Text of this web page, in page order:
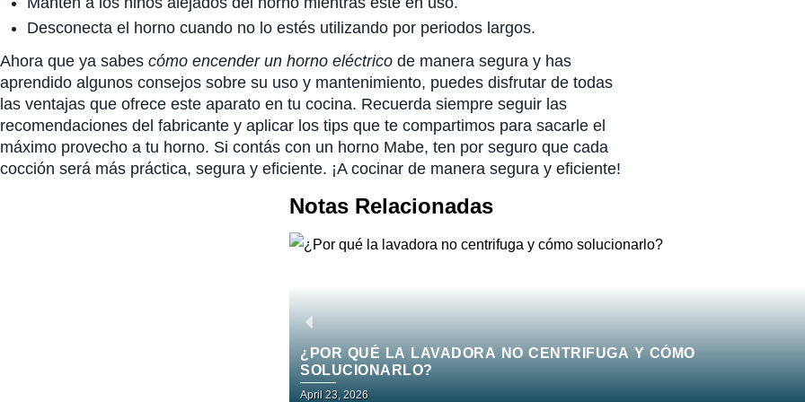
Desconecta el horno cuando no lo estés utilizando por periodos largos.
Ahora que ya sabes cómo encender un horno eléctrico de manera segura y has
aprendido algunos consejos sobre su uso y mantenimiento, puedes disfrutar de todas
las ventajas que ofrece este aparato en tu cocina. Recuerda siempre seguir las
recomendaciones del fabricante y aplicar los tips que te compartimos para sacarle el
máximo provecho a tu horno. Si contás con un horno Mabe, ten por seguro que cada
cocción será más práctica, segura y eficiente. ¡A cocinar de manera segura y eficiente!
Notas Relacionadas
¿POR QUÉ LA LAVADORA NO CENTRIFUGA Y CÓMO
SOLUCIONARLO?
April 23, 2026